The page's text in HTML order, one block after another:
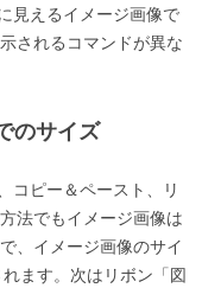
見えるイメージ画像で
されるコマンドが異な
のサイズ
コピー＆ペースト、リ
法でもイメージ画像は
、イメージ画像のサイ
ます。次はリボン「図